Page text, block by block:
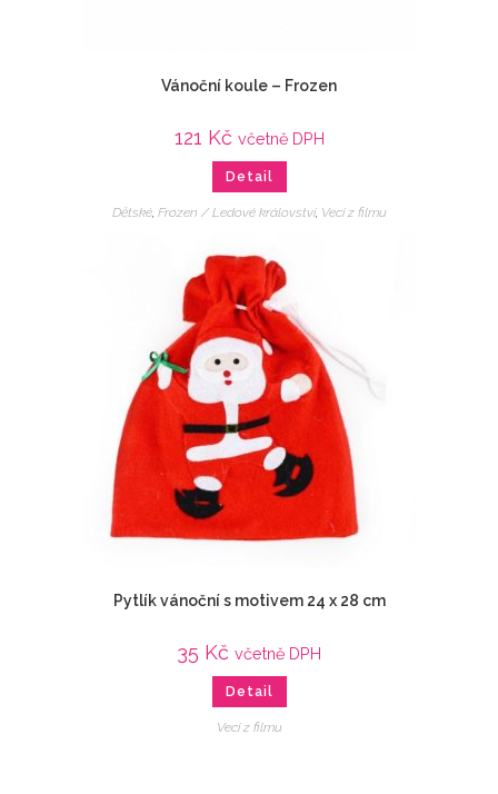
Vánoční koule – Frozen
121 Kč včetně DPH
Detail
Dětské, Frozen / Ledové království, Veci z filmu
Pytlík vánoční s motivem 24 x 28 cm
35 Kč včetně DPH
Detail
Veci z filmu